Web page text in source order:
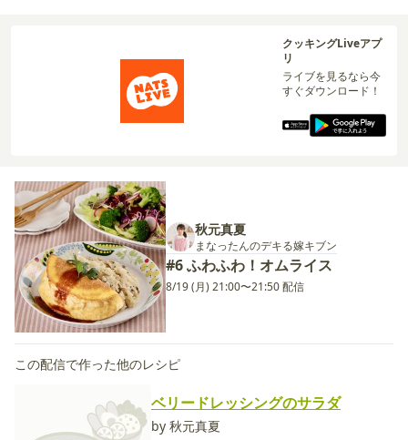
クッキングLiveアプ
リ
ライブを見るなら今
すぐダウンロード！
秋元真夏
まなったんのデキる嫁キブン
#6 ふわふわ！オムライス
8/19 (月) 21:00〜21:50 配信
この配信で作った他のレシピ
ベリードレッシングのサラダ
by 秋元真夏